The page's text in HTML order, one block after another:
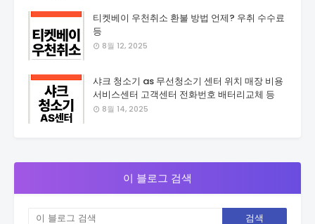
티켓베이 우천취소 환불 방법 언제? 우취 수수료
등
8월 12, 2025
샤크 청소기 as 무선청소기 센터 위치 매장 비용
서비스센터 고객센터 전화번호 배터리교체 등
8월 14, 2025
이 블로그 검색